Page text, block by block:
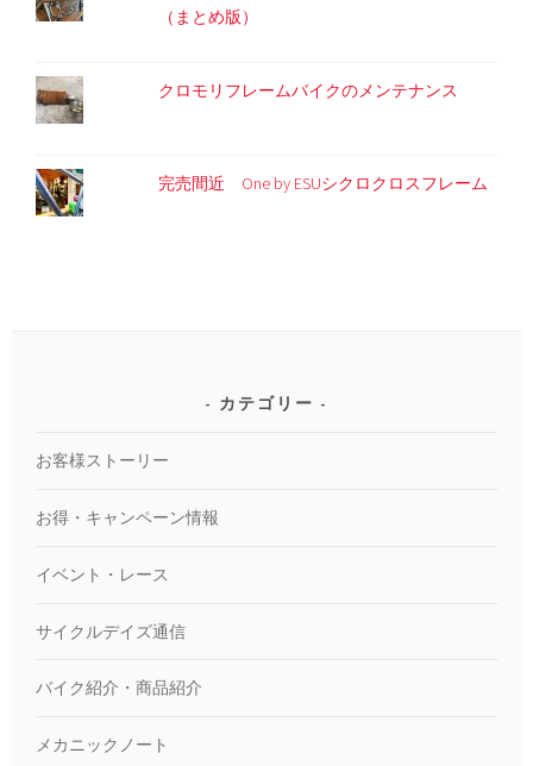
（まとめ版）
クロモリフレームバイクのメンテナンス
完売間近 One by ESUシクロクロスフレーム
カテゴリー
お客様ストーリー
お得・キャンペーン情報
イベント・レース
サイクルデイズ通信
バイク紹介・商品紹介
メカニックノート